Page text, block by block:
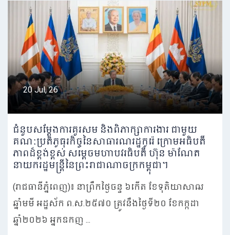
20 Jul, 26
ជំនួបសម្តែងការគួរសម និងពិភាក្សាការងារ ជាមួយ
គណៈប្រតិភូធុរកិច្ចនៃសាធារណរដ្ឋកូរ៉េ ក្រោមអធិបតី
ភាពដ៏ខ្ពង់ខ្ពស់ សម្តេចមហាបវរធិបតី ហ៊ុន ម៉ាណែត
នាយករដ្ឋមន្ត្រីនៃព្រះរាជាណាចក្រកម្ពុជា។
(រាជធានីភ្នំពេញ)៖ នាព្រឹកថ្ងៃចន្ទ ៦កើត ខែទុតិយាសាឍ
ឆ្នាំមមី អដ្ឋស័ក ព.ស.២៥៧០ ត្រូវនឹងថ្ងៃទី២០ ខែកក្កដា
ឆ្នាំ២០២៦ អ្នកឧកញ ...